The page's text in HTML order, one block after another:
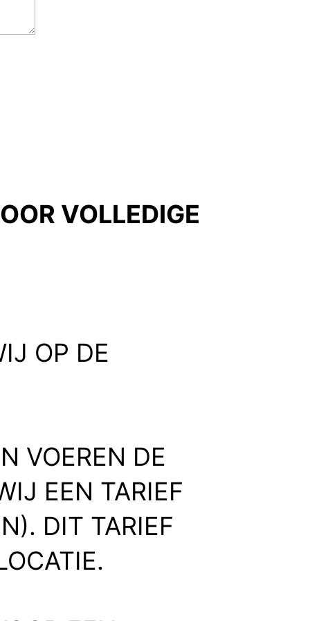
VOLLEDIGE
OP DE
VOEREN DE
EEN TARIEF
DIT TARIEF